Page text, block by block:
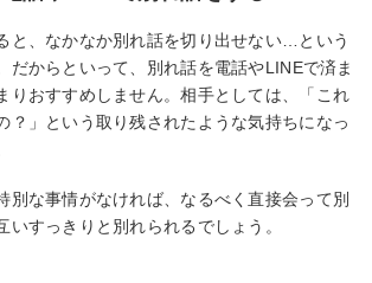
と、なかなか別れ話を切り出せない…という
だからといって、別れ話を電話やLINEで済ま
りおすすめしません。相手としては、「これ
？」という取り残されたような気持ちになっ
別な事情がなければ、なるべく直接会って別
いすっきりと別れられるでしょう。